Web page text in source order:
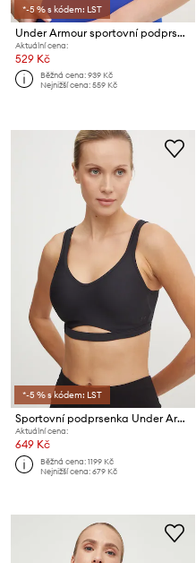
*-5 % s kódem: LST
Under Armour sportovní podprsenka UA Crossback
Aktuální cena:
529 Kč
Běžná cena:939 Kč
Nejnižší cena:559 Kč
*-5 % s kódem: LST
Sportovní podprsenka Under Armour Infinity
Aktuální cena:
649 Kč
Běžná cena:1199 Kč
Nejnižší cena:679 Kč